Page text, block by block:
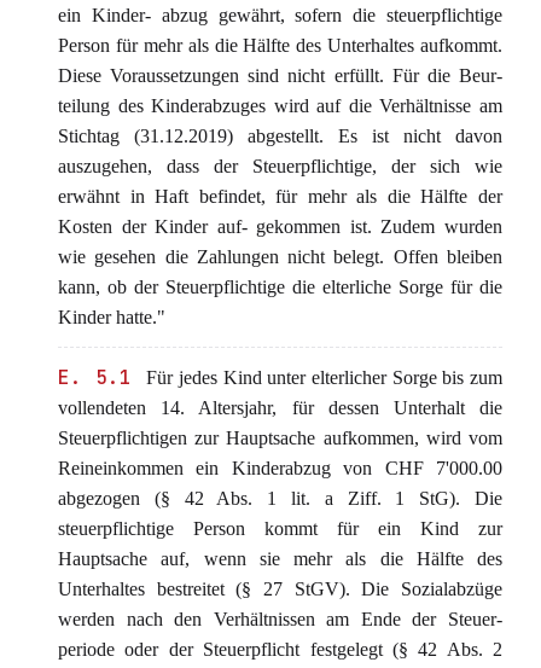
ein Kinder- abzug gewährt, sofern die steuerpflichtige
Person für mehr als die Hälfte des Unterhaltes aufkommt.
Diese Voraussetzungen sind nicht erfüllt. Für die Beur-
teilung des Kinderabzuges wird auf die Verhältnisse am
Stichtag (31.12.2019) abgestellt. Es ist nicht davon
auszugehen, dass der Steuerpflichtige, der sich wie
erwähnt in Haft befindet, für mehr als die Hälfte der
Kosten der Kinder auf- gekommen ist. Zudem wurden
wie gesehen die Zahlungen nicht belegt. Offen bleiben
kann, ob der Steuerpflichtige die elterliche Sorge für die
Kinder hatte."
E. 5.1
Für jedes Kind unter elterlicher Sorge bis zum
vollendeten 14. Altersjahr, für dessen Unterhalt die
Steuerpflichtigen zur Hauptsache aufkommen, wird vom
Reineinkommen ein Kinderabzug von CHF 7'000.00
abgezogen (§ 42 Abs. 1 lit. a Ziff. 1 StG). Die
steuerpflichtige Person kommt für ein Kind zur
Hauptsache auf, wenn sie mehr als die Hälfte des
Unterhaltes bestreitet (§ 27 StGV). Die Sozialabzüge
werden nach den Verhältnissen am Ende der Steuer-
periode oder der Steuerpflicht festgelegt (§ 42 Abs. 2